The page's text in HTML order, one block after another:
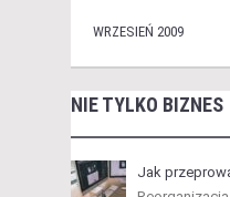
WRZESIEŃ 2009
NIE TYLKO BIZNES
Jak